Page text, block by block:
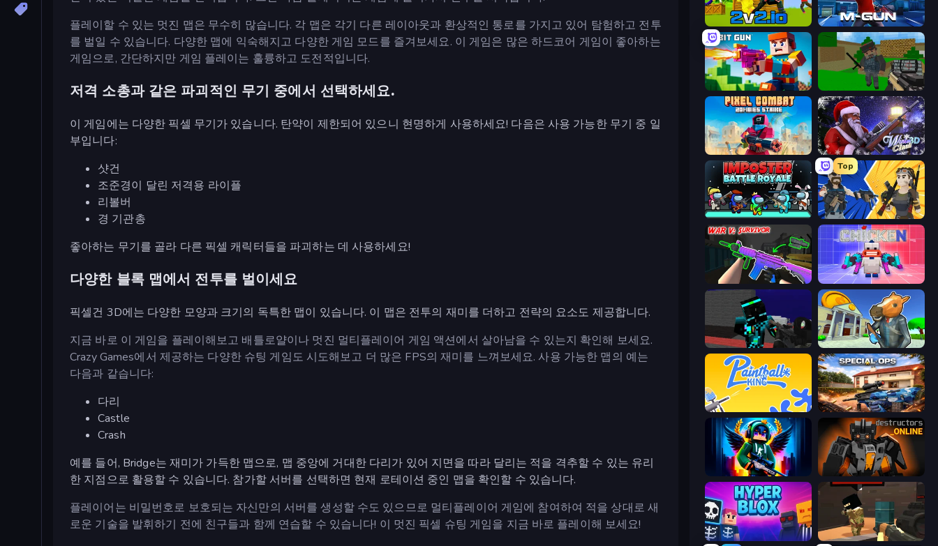
플레이할 수 있는 멋진 맵은 무수히 많습니다. 각 맵은 각기 다른 레이아웃과 환상적인 통로를 가지고 있어 탐험하고 전투
를 벌일 수 있습니다. 다양한 맵에 익숙해지고 다양한 게임 모드를 즐겨보세요. 이 게임은 많은 하드코어 게임이 좋아하는
게임으로, 간단하지만 게임 플레이는 훌륭하고 도전적입니다.
저격 소총과 같은 파괴적인 무기 중에서 선택하세요.
이 게임에는 다양한 픽셀 무기가 있습니다. 탄약이 제한되어 있으니 현명하게 사용하세요! 다음은 사용 가능한 무기 중 일
부입니다:
샷건
조준경이 달린 저격용 라이플
리볼버
경 기관총
좋아하는 무기를 골라 다른 픽셀 캐릭터들을 파괴하는 데 사용하세요!
다양한 블록 맵에서 전투를 벌이세요
픽셀건 3D에는 다양한 모양과 크기의 독특한 맵이 있습니다. 이 맵은 전투의 재미를 더하고 전략의 요소도 제공합니다.
지금 바로 이 게임을 플레이해보고 배틀로얄이나 멋진 멀티플레이어 게임 액션에서 살아남을 수 있는지 확인해 보세요.
Crazy Games에서 제공하는 다양한 슈팅 게임도 시도해보고 더 많은 FPS의 재미를 느껴보세요. 사용 가능한 맵의 예는
다음과 같습니다:
다리
Castle
Crash
예를 들어, Bridge는 재미가 가득한 맵으로, 맵 중앙에 거대한 다리가 있어 지면을 따라 달리는 적을 격추할 수 있는 유리
한 지점으로 활용할 수 있습니다. 참가할 서버를 선택하면 현재 로테이션 중인 맵을 확인할 수 있습니다.
플레이어는 비밀번호로 보호되는 자신만의 서버를 생성할 수도 있으므로 멀티플레이어 게임에 참여하여 적을 상대로 새
로운 기술을 발휘하기 전에 친구들과 함께 연습할 수 있습니다! 이 멋진 픽셀 슈팅 게임을 지금 바로 플레이해 보세요!
2v2.io Muscle Gun.IO
Bit Gun.io Crazy Pixel Apocalypse
Pixel Combat: Zombies Strike Winter Clash 3D
Imposter Battle Royale
Top
BuildNow GG
War V: Survivor Chicken CS
Pixel Wars of Hero Bank Robbery 3
Paintball King Special Ops: GO
Destructors Online
Hyperblox Shooting Pixel Force